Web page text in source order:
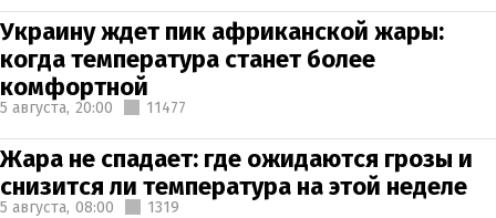
Украину ждет пик африканской жары:
когда температура станет более
комфортной
5 августа, 20:00 11477
Жара не спадает: где ожидаются грозы и
снизится ли температура на этой неделе
5 августа, 08:00 1319